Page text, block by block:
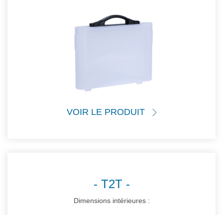
VOIR LE PRODUIT
T2T
Dimensions intérieures :